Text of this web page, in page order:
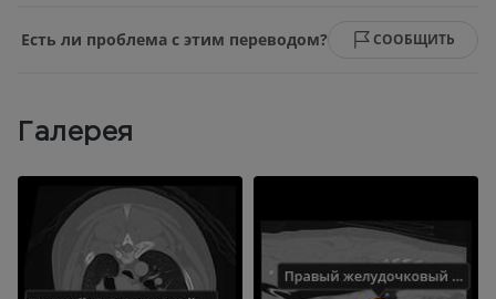
Есть ли проблема с этим переводом? СООБЩИТЬ
Галерея